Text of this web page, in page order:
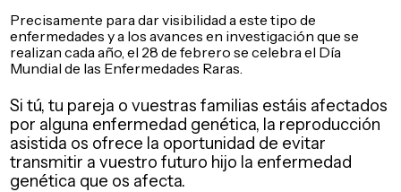
Precisamente para dar visibilidad a este tipo de
enfermedades y a los avances en investigación que se
realizan cada año, el 28 de febrero se celebra el Día
Mundial de las Enfermedades Raras.
Si tú, tu pareja o vuestras familias estáis afectados
por alguna enfermedad genética, la reproducción
asistida os ofrece la oportunidad de evitar
transmitir a vuestro futuro hijo la enfermedad
genética que os afecta.